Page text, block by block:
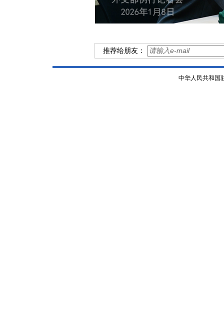
推荐给朋友：
中华人民共和国